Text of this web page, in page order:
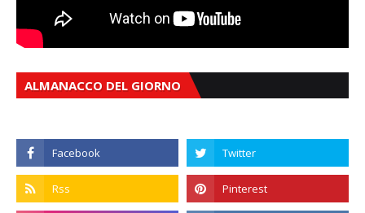
ALMANACCO DEL GIORNO